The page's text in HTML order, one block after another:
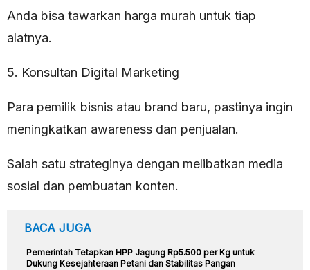
Anda bisa tawarkan harga murah untuk tiap
alatnya.
5. Konsultan Digital Marketing
Para pemilik bisnis atau brand baru, pastinya ingin
meningkatkan awareness dan penjualan.
Salah satu strateginya dengan melibatkan media
sosial dan pembuatan konten.
BACA JUGA
Pemerintah Tetapkan HPP Jagung Rp5.500 per Kg untuk
Dukung Kesejahteraan Petani dan Stabilitas Pangan